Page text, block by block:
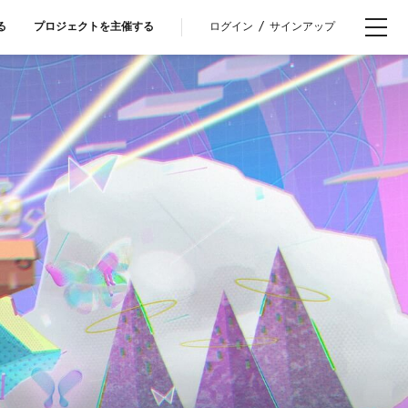
プロジェクトを主催する ログイン / サインアップ